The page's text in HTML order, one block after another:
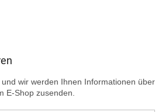
wir werden Ihnen Informationen über
E-Shop zusenden.